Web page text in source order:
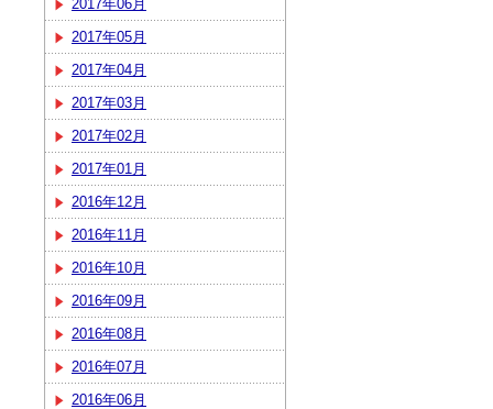
2017年06月
2017年05月
2017年04月
2017年03月
2017年02月
2017年01月
2016年12月
2016年11月
2016年10月
2016年09月
2016年08月
2016年07月
2016年06月